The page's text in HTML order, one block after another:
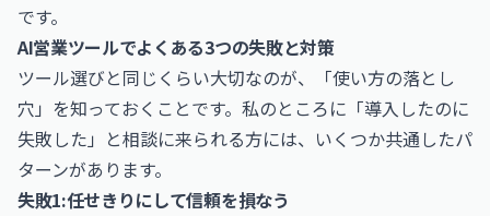
です。
AI営業ツールでよくある3つの失敗と対策
ツール選びと同じくらい大切なのが、「使い方の落とし
穴」を知っておくことです。私のところに「導入したのに
失敗した」と相談に来られる方には、いくつか共通したパ
ターンがあります。
失敗1:任せきりにして信頼を損なう